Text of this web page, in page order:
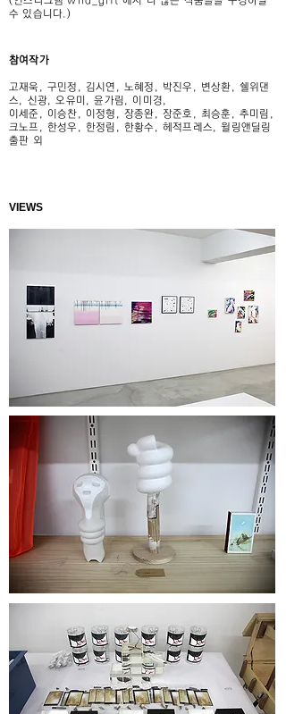
수 있습니다.)
참여작가
고재욱, 구민정, 김시연, 노혜정, 박진우, 변상환, 쉘위댄
스, 신광, 오유미, 윤가림, 이미경,
이세준, 이승찬, 이정형, 장종완, 장준호, 최승훈, 추미림,
크노프, 한성우, 한정림, 한황수, 헤적프레스, 윌링앤딜링
출판 외
VIEWS